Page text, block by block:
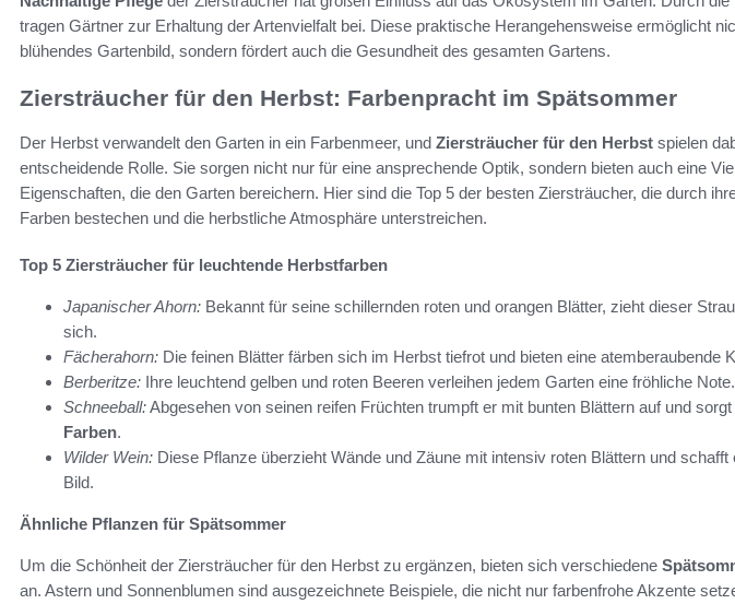
tragen Gärtner zur Erhaltung der Artenvielfalt bei. Diese praktische Herangehensweise ermöglicht
blühendes Gartenbild, sondern fördert auch die Gesundheit des gesamten Gartens.
Ziersträucher für den Herbst: Farbenpracht im Spätsommer
Der Herbst verwandelt den Garten in ein Farbenmeer, und Ziersträucher für den Herbst spielen
entscheidende Rolle. Sie sorgen nicht nur für eine ansprechende Optik, sondern bieten auch eine
Eigenschaften, die den Garten bereichern. Hier sind die Top 5 der besten Ziersträucher, die durch
Farben bestechen und die herbstliche Atmosphäre unterstreichen.
Top 5 Ziersträucher für leuchtende Herbstfarben
Japanischer Ahorn: Bekannt für seine schillernden roten und orangen Blätter, zieht dieser
sich.
Fächerahorn: Die feinen Blätter färben sich im Herbst tiefrot und bieten eine atemberaubende
Berberitze: Ihre leuchtend gelben und roten Beeren verleihen jedem Garten eine fröhliche Note.
Schneeball:Abgesehen von seinen reifen Früchten trumpft er mit bunten Blättern auf und sorgt
Farben.
Wilder Wein: Diese Pflanze überzieht Wände und Zäune mit intensiv roten Blättern und schafft
Bild.
Ähnliche Pflanzen für Spätsommer
Um die Schönheit der Ziersträucher für den Herbst zu ergänzen, bieten sich verschiedene
an. Astern und Sonnenblumen sind ausgezeichnete Beispiele, die nicht nur farbenfrohe Akzente